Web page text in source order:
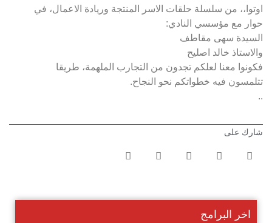
اوتوا،، من سلسلة حلقات الاسر المنتجة وريادة الاعمال، في
حوار مع مؤسسي النادي:
السيدة سهى مقاطف
والاستاذ خالد اصليح
فكونوا معنا لعلكم تجدون من التجارب الملهمة، طريقا
تتلمسون فيه خطواتكم نحو النجاح.
..
شارك على
اخر البرامج